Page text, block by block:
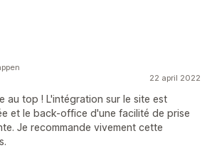
22 april 2022
au top ! L'intégration sur le site est
et le back-office d'une facilité de prise
Je recommande vivement cette